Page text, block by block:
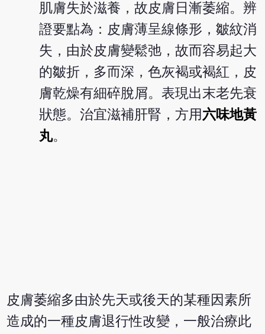
肌膚失於滋養，故皮膚日漸萎縮。辨
證要點為：皮膚薄呈線條形，皺紋消
失，由於皮膚變鬆弛，故而容易起大
的皺折，多而深，色灰褐或褐紅，皮
膚乾燥有細碎脫屑。表現出末老先衰
狀態。治宜滋補肝腎，方用 六味地黃
丸。
皮膚萎縮多由於先天或後天的某種因素所
造成的一種皮膚退行性改變，一般治療此